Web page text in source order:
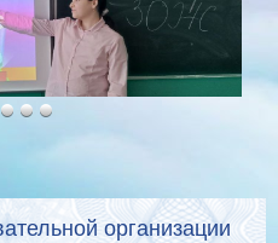
организации